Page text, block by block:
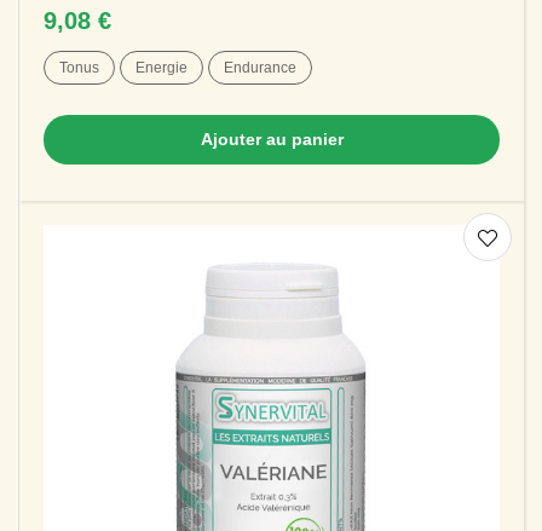
9,08 €
Tonus Energie Endurance
Ajouter au panier